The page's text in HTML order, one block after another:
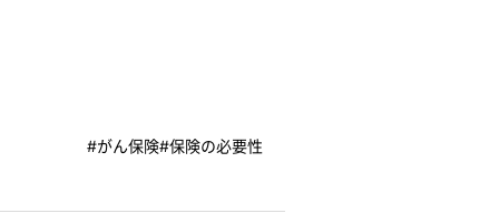
#がん保険#保険の必要性